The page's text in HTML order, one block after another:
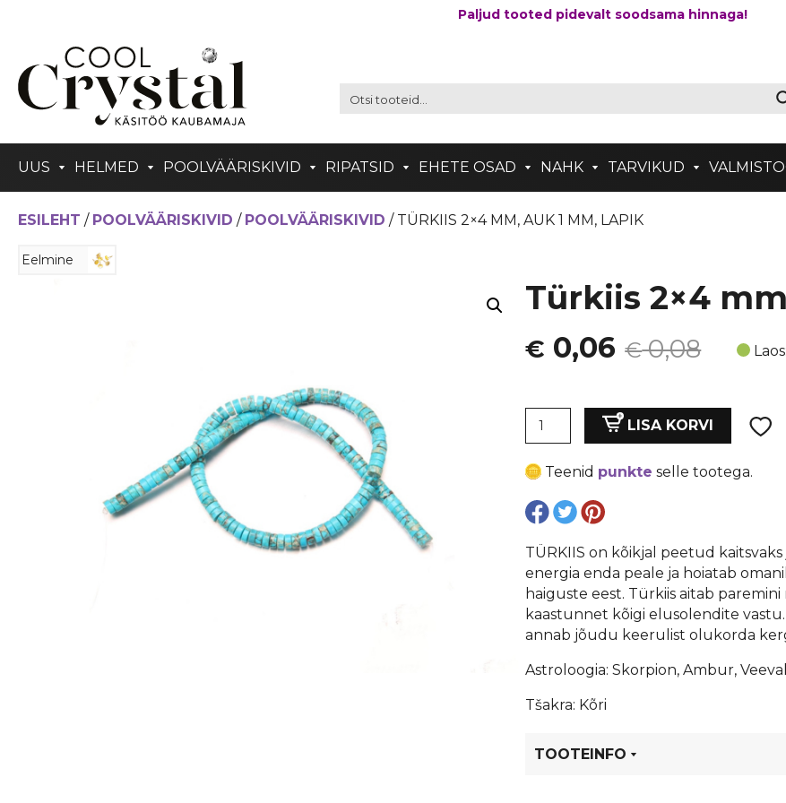
Paljud tooted pidevalt soodsama hinnaga!
UUS HELMED POOLVÄÄRISKIVID RIPATSID EHETE OSAD NAHK TARVIKUD
ESILEHT / POOLVÄÄRISKIVID / POOLVÄÄRISKIVID / TÜRKIIS 2×4 MM, AUK 1 MM, LAPIK
Eelmine
Türkiis 2×4
€0,08
Algne
oli:
€ 0,08.
€ 0,06
Current
is:
€ 0,06.
Türkiis
auk
1
mm,
lapik
kogus
LISA KORVI
Teenid punkte selle tootega.
TÜRKIIS on kõikjal peetud
energia enda peale ja hoiatab
haiguste eest. Türkiis aitab
kaastunnet kõigi elusolendite
annab jõudu keerulist olukorda
Astroloogia: Skorpion, Ambur,
Tšakra: Kõri
TOOTEINFO